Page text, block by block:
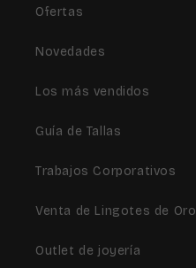
Ofertas
Novedades
Los más vendidos
Guía de Tallas
Trabajos Corporativos
Venta de Lingotes de Oro
Outlet de joyería